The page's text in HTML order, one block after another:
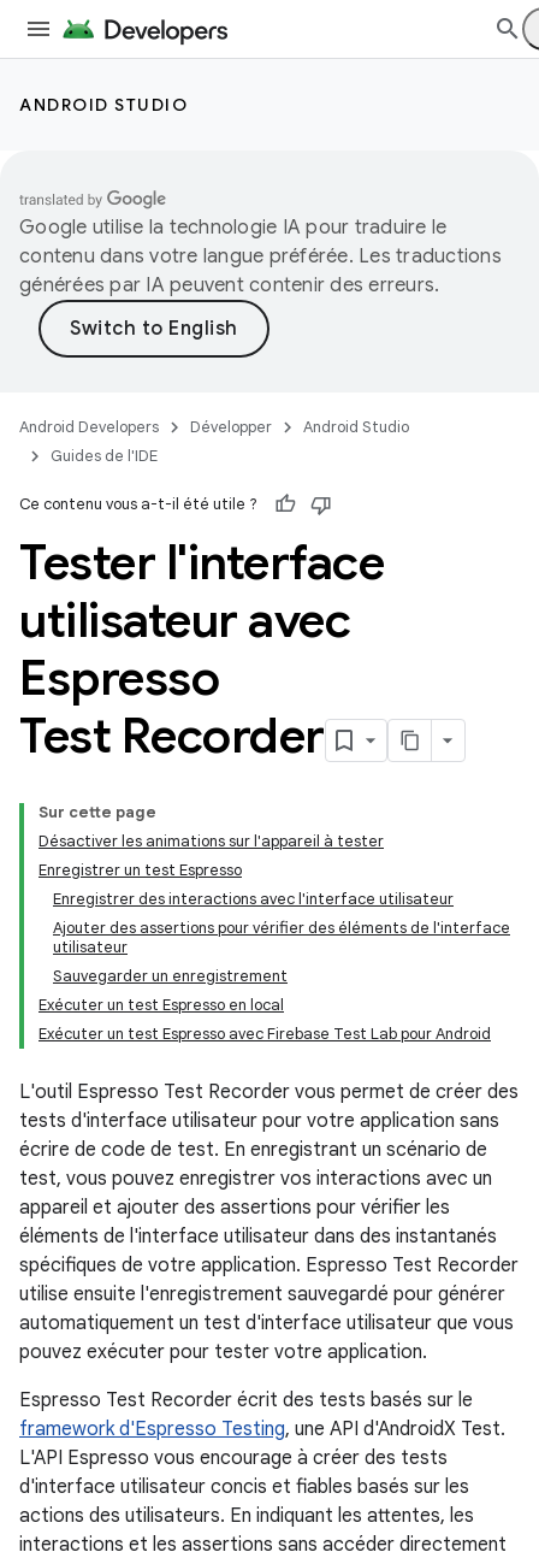
ANDROID STUDIO
Google utilise la technologie IA pour traduire le
contenu dans votre langue préférée. Les traductions
générées par IA peuvent contenir des erreurs.
Android Developers Développer
Android Studio
Guides de l'IDE
Ce contenu vous a-t-il été utile ?
Tester l'interface
utilisateur avec
Espresso
Test Recorder
Sur cette page
Désactiver les animations sur l'appareil à tester
Enregistrer un test Espresso
Enregistrer des interactions avec l'interface utilisateur
Ajouter des assertions pour vérifier des éléments de l'interface
utilisateur
Sauvegarder un enregistrement
Exécuter un test Espresso en local
Exécuter un test Espresso avec Firebase Test Lab pour Android
L'outil Espresso Test Recorder vous permet de créer des
tests d'interface utilisateur pour votre application sans
écrire de code de test. En enregistrant un scénario de
test, vous pouvez enregistrer vos interactions avec un
appareil et ajouter des assertions pour vérifier les
éléments de l'interface utilisateur dans des instantanés
spécifiques de votre application. Espresso Test Recorder
utilise ensuite l'enregistrement sauvegardé pour générer
automatiquement un test d'interface utilisateur que vous
pouvez exécuter pour tester votre application.
Espresso Test Recorder écrit des tests basés sur le
framework d'Espresso Testing, une API d'AndroidX Test.
L'API Espresso vous encourage à créer des tests
d'interface utilisateur concis et fiables basés sur les
actions des utilisateurs. En indiquant les attentes, les
interactions et les assertions sans accéder directement